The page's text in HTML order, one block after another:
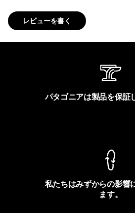
レビューを書く
パタゴニアは製品を保証
私たちはみずからの影響
ます。